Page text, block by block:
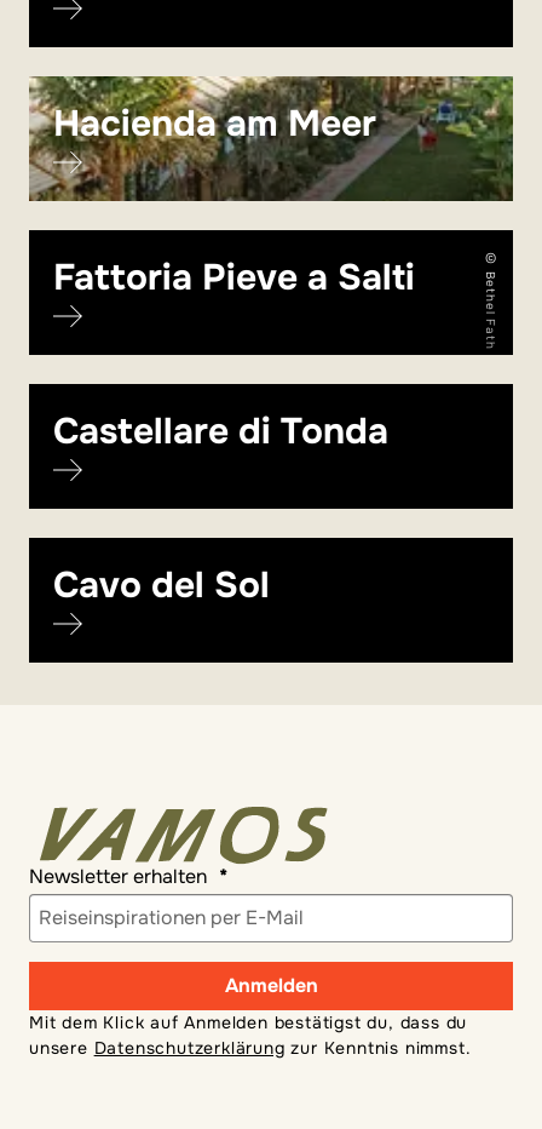
Hacienda am Meer
Fattoria Pieve a Salti © Bethel Fath
Castellare di Tonda
Cavo del Sol
Newsletter erhalten
Anmelden
Mit dem Klick auf Anmelden bestätigst du, dass du
unsere Datenschutzerklärung zur Kenntnis nimmst.